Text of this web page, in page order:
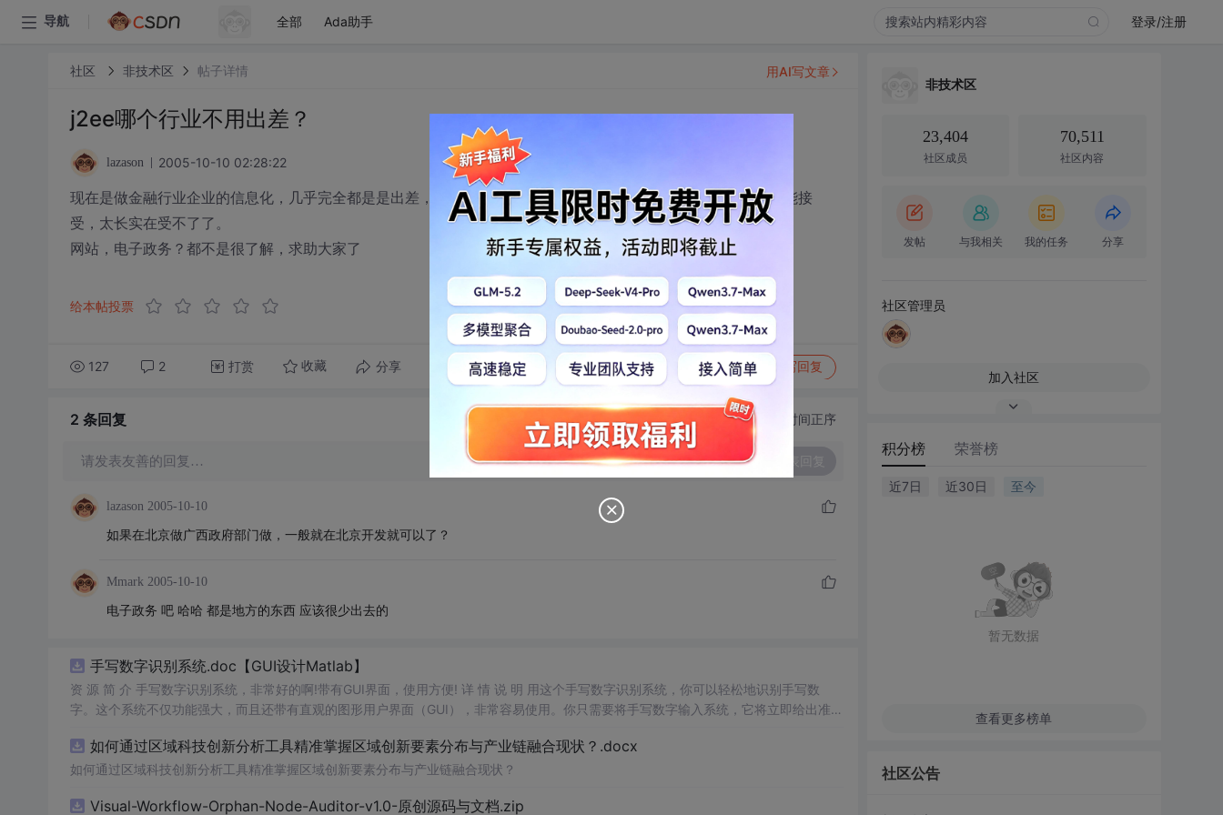
导航 全部 Ada助手 登录/注册
社区 非技术区 帖子详情
j2ee哪个行业不用出差？
lazason 2005-10-10 02:28:22
现在是做金融行业企业的信息化，几乎完全都是是出差，做j2ee请问哪个行业不用长期出差，一次出十天半月也能接
受，太长实在受不了了。
网站，电子政务？都不是很了解，求助大家了
给本帖投票
127 2 打赏 收藏 分享 转发到动态 举报 写回复
用AI写文章
2 条回复 切换为时间正序
请发表友善的回复…
lazason 2005-10-10
如果在北京做广西政府部门做，一般就在北京开发就可以了？
Mmark 2005-10-10
电子政务 吧 哈哈 都是地方的东西 应该很少出去的
手写数字识别系统.doc【GUI设计Matlab】
资 源 简 介 手写数字识别系统，非常好的啊!带有GUI界面，使用方便! 详 情 说 明 用这个手写数字识别系统，你可以轻松地识别手写数
字。这个系统不仅功能强大，而且还带有直观的图形用户界面（GUI），非常容易使用。你只需要将手写数字输入系统，它将立即给出准确
便和实用的工具，你一定会喜欢它的！
如何通过区域科技创新分析工具精准掌握区域创新要素分布与产业链融合现状？.docx
如何通过区域科技创新分析工具精准掌握区域创新要素分布与产业链融合现状？
Visual-Workflow-Orphan-Node-Auditor-v1.0-原创源码与文档.zip
非技术区
23,404
社区成员
70,511
社区内容
发帖 与我相关 我的任务 分享
社区管理员
加入社区
积分榜 荣誉榜
近7日 近30日 至今
暂无数据
查看更多榜单
社区公告